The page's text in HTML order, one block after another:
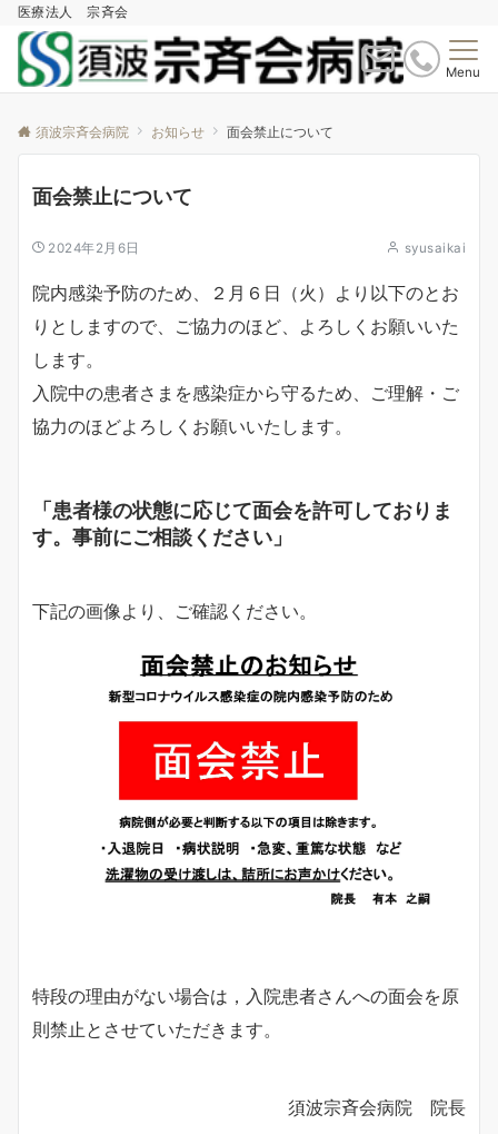
医療法人 宗斉会
Menu
須波宗斉会病院 お知らせ 面会禁止について
面会禁止について
2024年2月6日 syusaikai
院内感染予防のため、２月６日（火）より以下のとお
りとしますので、ご協力のほど、よろしくお願いいた
します。
入院中の患者さまを感染症から守るため、ご理解・ご
協力のほどよろしくお願いいたします。
「患者様の状態に応じて面会を許可しておりま
す。事前にご相談ください」
下記の画像より、ご確認ください。
特段の理由がない場合は，入院患者さんへの面会を原
則禁止とさせていただきます。
須波宗斉会病院 院長